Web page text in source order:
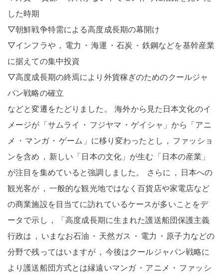
した時期
▽朝鮮戦争特需による高度成長期の幕開け
▽インフラや ， 電力 ・ 海運 ・ 石炭 ・ 鉄鋼などを基幹産業
に据えての集中投資
▽高度成長期の終焉により外貨稼ぎのためのクールジャ
パン戦略の確立
などと変遷をたどりました 。
海外から見た日本文化のイ
メージが「サムライ ・ フジヤマ ・ ゲイシャ」から「アニ
メ ・ マンガ ・ ゲーム」に移り変わったとし ， ファッショ
ンを含め ， 新しい「日本の文化」が生む「日本の産業」
が注目を集めていると強調しました。 さらに ， 日本への
観光客が ， 一般的な観光地ではなく百貨店や家電店など
の商業施設を目当てに訪れているケースが多いことをデ
ータで示し ，
「高度成長期に生まれた護送船団保護主義
行政は ， いまなお石油 ・ 天然ガス ・ 電力 ・ 原子力などの
分野で残ってはいますが ， 今後はクールジャパン戦略に
より護送船団方式とは縁遠いマンガ ・ アニメ ・ ファッシ